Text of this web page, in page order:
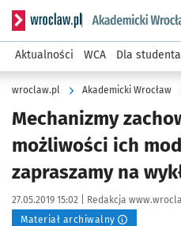
Serwis informacyjny
Aktualności WCA Dla studenta
wroclaw.pl Akademicki Wrocław
Mechanizmy
możliwości ich
zapraszamy na
Data publikacji:
27.05.2019 15:02 | Autor:
Redakcja
Materiał archiwalny